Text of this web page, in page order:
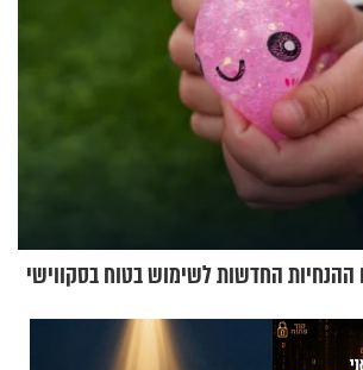
ההנחיות החדשות לשימוש בטוח בסקווישי